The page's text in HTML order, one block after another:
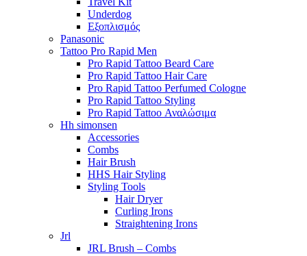
Underdog
Εξοπλισμός
Panasonic
Tattoo Pro Rapid Men
Pro Rapid Tattoo Beard Care
Pro Rapid Tattoo Hair Care
Pro Rapid Tattoo Perfumed Cologne
Pro Rapid Tattoo Styling
Pro Rapid Tattoo Αναλώσιμα
Hh simonsen
Accessories
Combs
Hair Brush
HHS Hair Styling
Styling Tools
Hair Dryer
Curling Irons
Straightening Irons
Jrl
JRL Brush – Combs